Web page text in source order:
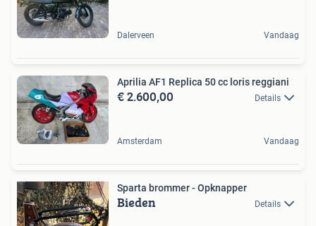
Dalerveen Vandaag
Aprilia AF1 Replica 50 cc loris reggiani
€ 2.600,00 Details
Amsterdam Vandaag
Sparta brommer - Opknapper
Bieden Details